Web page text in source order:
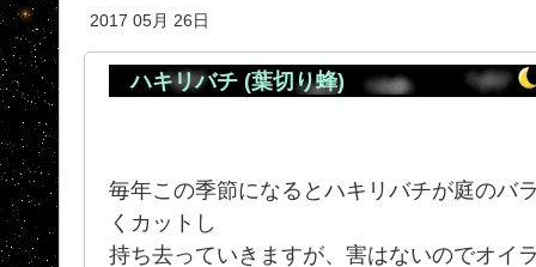
2017 05月 26日
ハキリバチ (葉切り蜂)
毎年この季節になるとハキリバチが庭のバ
くカットし
持ち去っていきますが、害はないのでオイ